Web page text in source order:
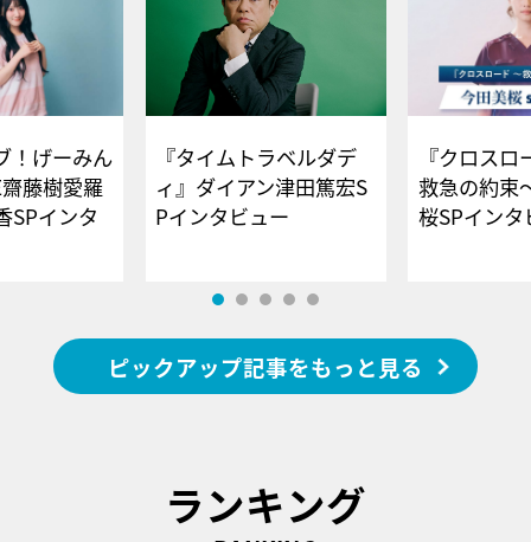
！げーみん
藤樹愛羅
SPインタ
『タイムトラベルダデ
ィ』ダイアン津田篤宏S
Pインタビュー
『クロス
救急の約束
桜SPイ
ピックアップ記事をもっと見る
ランキング